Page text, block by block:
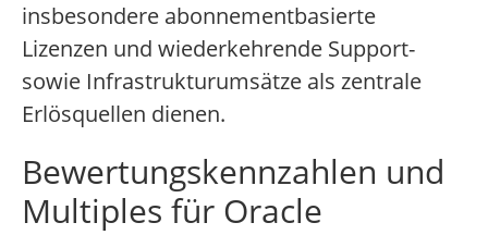
insbesondere abonnementbasierte
Lizenzen und wiederkehrende Support-
sowie Infrastrukturumsätze als zentrale
Erlösquellen dienen.
Bewertungskennzahlen und
Multiples für Oracle